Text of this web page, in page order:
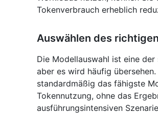
Tokenverbrauch erheblich
Auswählen des
Die Modellauswahl ist eine
aber es wird häufig
standardmäßig das fähigste
Tokennutzung, ohne das
ausführungsintensiven